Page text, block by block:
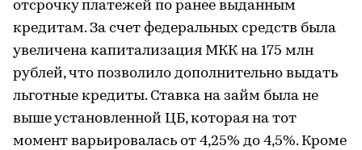
отсрочку платежей по ранее выданным
кредитам. За счет федеральных средств была
увеличена капитализация МКК на 175 млн
рублей, что позволило дополнительно выдать
льготные кредиты. Ставка на займ была не
выше установленной ЦБ, которая на тот
момент варьировалась от 4,25% до 4,5%. Кроме